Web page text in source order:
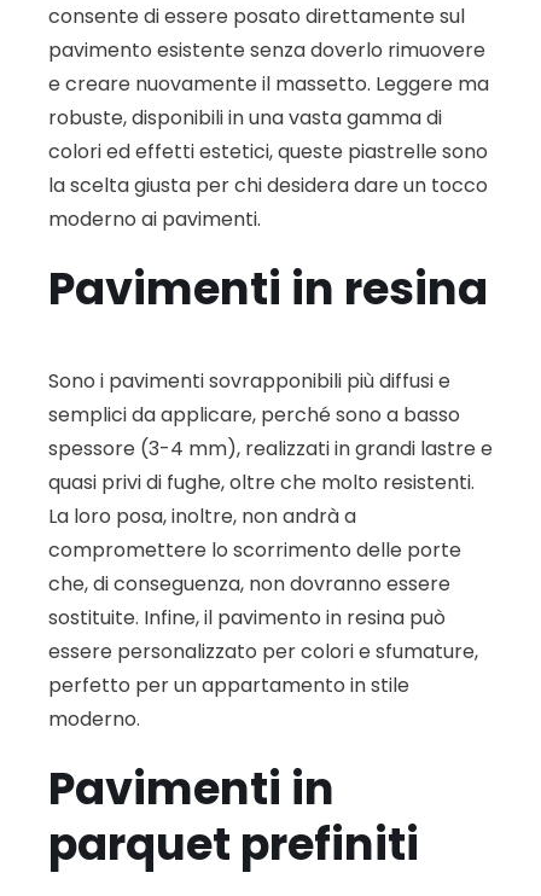
consente di essere posato direttamente sul
pavimento esistente senza doverlo rimuovere
e creare nuovamente il massetto. Leggere ma
robuste, disponibili in una vasta gamma di
colori ed effetti estetici, queste piastrelle sono
la scelta giusta per chi desidera dare un tocco
moderno ai pavimenti.
Pavimenti in resina
Sono i pavimenti sovrapponibili più diffusi e
semplici da applicare, perché sono a basso
spessore (3-4 mm), realizzati in grandi lastre e
quasi privi di fughe, oltre che molto resistenti.
La loro posa, inoltre, non andrà a
compromettere lo scorrimento delle porte
che, di conseguenza, non dovranno essere
sostituite. Infine, il pavimento in resina può
essere personalizzato per colori e sfumature,
perfetto per un appartamento in stile
moderno.
Pavimenti in
parquet prefiniti